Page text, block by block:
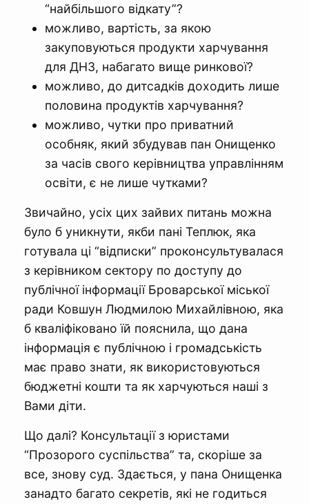
“найбільшого відкату”?
можливо, вартість, за якою
закуповуються продукти харчування
для ДНЗ, набагато вище ринкової?
можливо, до дитсадків доходить лише
половина продуктів харчування?
можливо, чутки про приватний
особняк, який збудував пан Онищенко
за часів свого керівництва управлінням
освіти, є не лише чутками?
Звичайно, усіх цих зайвих питань можна
було б уникнути, якби пані Теплюк, яка
готувала ці “відписки” проконсультувалася
з керівником сектору по доступу до
публічної інформації Броварської міської
ради Ковшун Людмилою Михайлівною, яка
б кваліфіковано їй пояснила, що дана
інформація є публічною і громадськість
має право знати, як використовуються
бюджетні кошти та як харчуються наші з
Вами діти.
Що далі? Консультації з юристами
“Прозорого суспільства” та, скоріше за
все, знову суд. Здається, у пана Онищенка
занадто багато секретів, які не годиться